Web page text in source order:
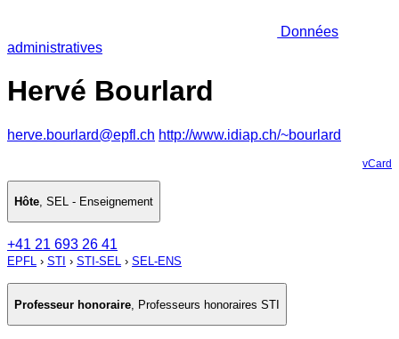
Données
administratives
Hervé Bourlard
herve.bourlard@epfl.ch http://www.idiap.ch/~bourlard
vCard
Hôte, SEL - Enseignement
+41 21 693 26 41
EPFL › STI › STI-SEL › SEL-ENS
Professeur honoraire Professeurs honoraires STI